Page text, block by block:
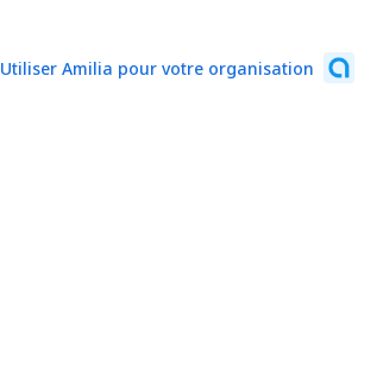
Utiliser Amilia pour votre organisation